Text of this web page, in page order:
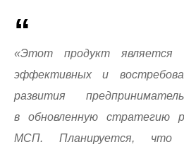
«Этот продукт является
эффективных и
развития
в обновленную стратегию
МСП. Планируется, что